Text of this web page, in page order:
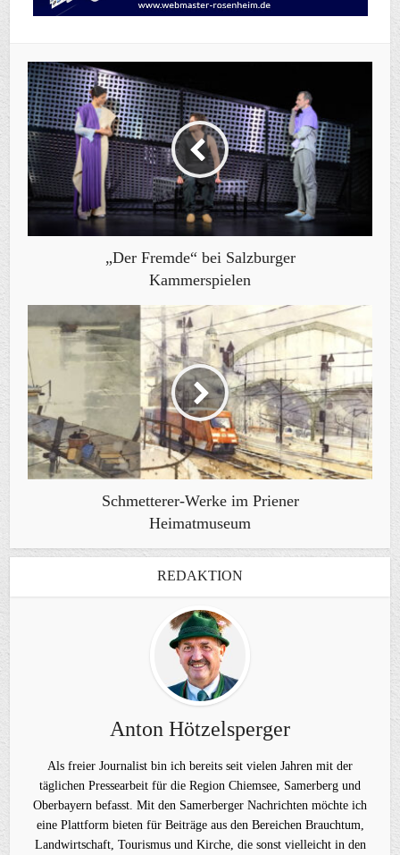
„Der Fremde“ bei Salzburger
Kammerspielen
Schmetterer-Werke im Priener
Heimatmuseum
REDAKTION
Anton Hötzelsperger
Als freier Journalist bin ich bereits seit vielen Jahren mit der
täglichen Pressearbeit für die Region Chiemsee, Samerberg und
Oberbayern befasst. Mit den Samerberger Nachrichten möchte ich
eine Plattform bieten für Beiträge aus den Bereichen Brauchtum,
Landwirtschaft, Tourismus und Kirche, die sonst vielleicht in den